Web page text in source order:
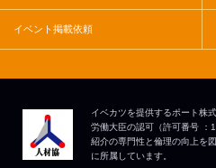
イベント掲載依頼